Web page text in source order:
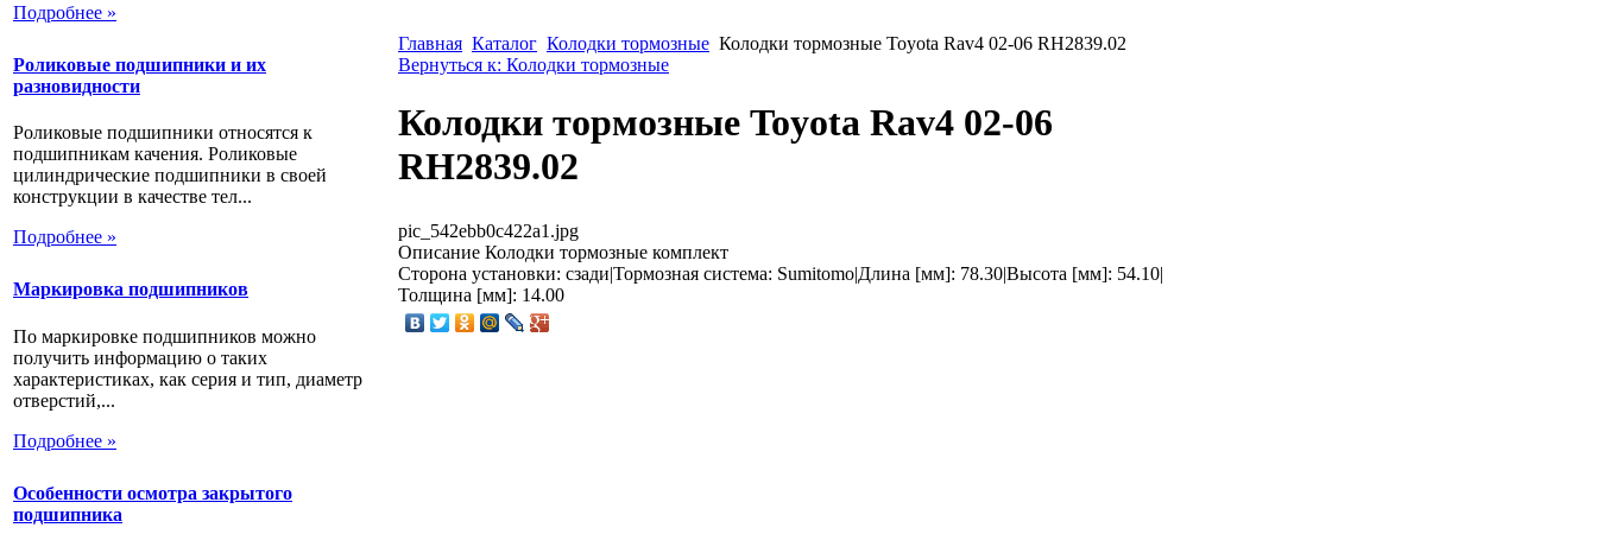
Подробнее »
Роликовые подшипники и их
разновидности
Роликовые подшипники относятся к
подшипникам качения. Роликовые
цилиндрические подшипники в своей
конструкции в качестве тел...
Подробнее »
Маркировка подшипников
По маркировке подшипников можно
получить информацию о таких
характеристиках, как серия и тип, диаметр
отверстий,...
Подробнее »
Особенности осмотра закрытого
подшипника
Главная Каталог Колодки тормозные Колодки тормозные Toyota Rav4 02-06 RH2839.02
Вернуться к: Колодки тормозные
Колодки тормозные Toyota Rav4 02-06
RH2839.02
pic_542ebb0c422a1.jpg
Описание Колодки тормозные комплект
Сторона установки: сзади|Тормозная система: Sumitomo|Длина [мм]: 78.30|Высота [мм]: 54.10|
Толщина [мм]: 14.00